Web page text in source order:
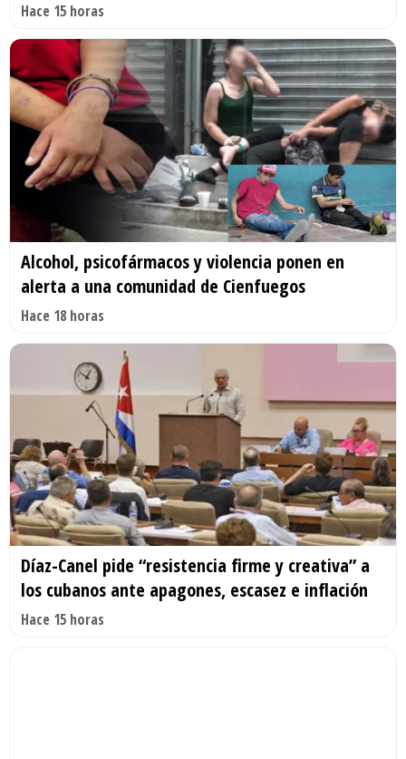
Hace 15 horas
Alcohol, psicofármacos y violencia ponen en
alerta a una comunidad de Cienfuegos
Hace 18 horas
Díaz-Canel pide “resistencia firme y creativa” a
los cubanos ante apagones, escasez e inflación
Hace 15 horas